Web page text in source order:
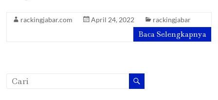
rackingjabar.com April 24, 2022 rackingjabar
Baca Selengkapnya